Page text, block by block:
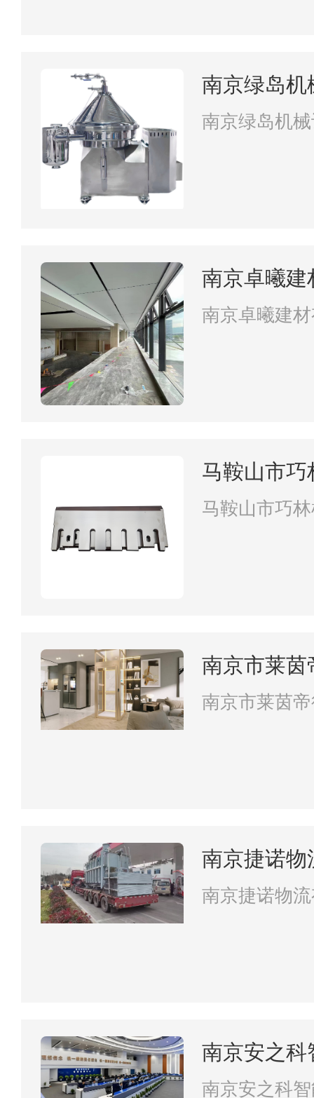
南京绿岛机
南京绿岛机
南京卓曦建
南京卓曦建
马鞍山市
司
马鞍山市巧
南京市莱茵
南京市莱茵
南京捷诺物
南京捷诺物
南京安之科
南京安之科